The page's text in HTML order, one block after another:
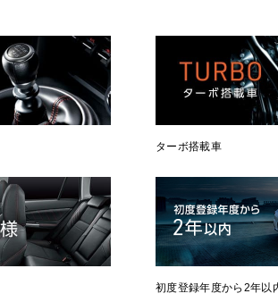
ターボ搭載車
初度登録年度から2年以